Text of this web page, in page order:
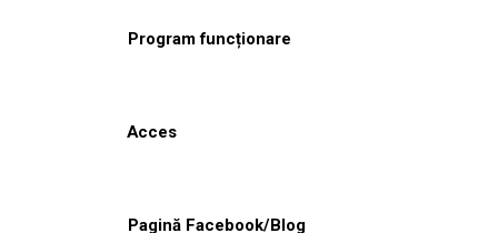
Program funcționare
Acces
Pagină Facebook/Blog